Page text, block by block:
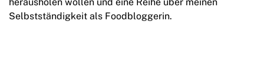
Selbstständigkeit als Foodbloggerin.